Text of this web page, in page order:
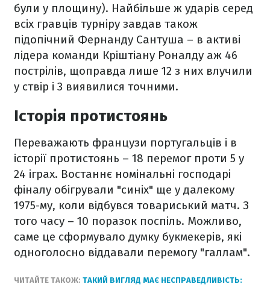
були у площину). Найбільше ж ударів серед
всіх гравців турніру завдав також
підопічний Фернанду Сантуша – в активі
лідера команди Кріштіану Роналду аж 46
пострілів, щоправда лише 12 з них влучили
у ствір і 3 виявилися точними.
Історія протистоянь
Переважають французи португальців і в
історії протистоянь – 18 перемог проти 5 у
24 іграх. Востаннє номінальні господарі
фіналу обігрували "синіх" ще у далекому
1975-му, коли відбувся товариський матч. З
того часу – 10 поразок поспіль. Можливо,
саме це сформувало думку букмекерів, які
одноголосно віддавали перемогу "галлам".
ЧИТАЙТЕ ТАКОЖ: ТАКИЙ ВИГЛЯД МАЄ НЕСПРАВЕДЛИВІСТЬ: